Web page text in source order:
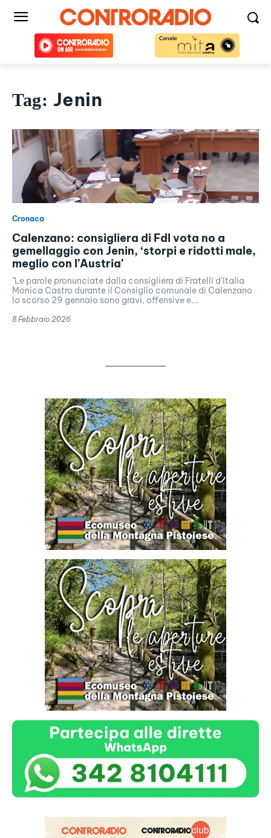
Tag: Jenin
Cronaca
Calenzano: consigliera di FdI vota no a
gemellaggio con Jenin, ‘storpi e ridotti male,
meglio con l’Austria’
"Le parole pronunciate dalla consigliera di Fratelli d'Italia
Monica Castro durante il Consiglio comunale di Calenzano
lo scorso 29 gennaio sono gravi, offensive e...
8 Febbraio 2026